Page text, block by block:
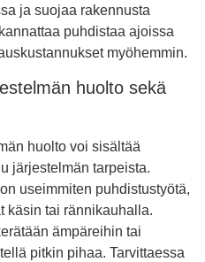
ja suojaa rakennusta
puhdistaa ajoissa
myöhemmin.
huolto sekä
huolto voi sisältää
järjestelmän tarpeista.
useimmiten puhdistustyötä,
käsin tai rännikauhalla.
ämpäreihin tai
pitkin pihaa. Tarvittaessa